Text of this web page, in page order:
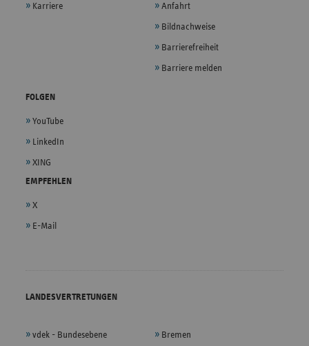
Karriere Anfahrt
Bildnachweise
Barrierefreiheit
Barriere melden
FOLGEN
YouTube
LinkedIn
XING
EMPFEHLEN
X
E-Mail
LANDESVERTRETUNGEN
vdek - Bundesebene Bremen